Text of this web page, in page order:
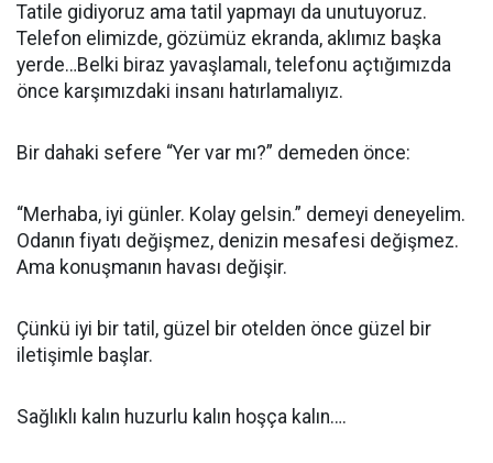
Tatile gidiyoruz ama tatil yapmayı da unutuyoruz.
Telefon elimizde, gözümüz ekranda, aklımız başka
yerde…Belki biraz yavaşlamalı, telefonu açtığımızda
önce karşımızdaki insanı hatırlamalıyız.
Bir dahaki sefere “Yer var mı?” demeden önce:
“Merhaba, iyi günler. Kolay gelsin.” demeyi deneyelim.
Odanın fiyatı değişmez, denizin mesafesi değişmez.
Ama konuşmanın havası değişir.
Çünkü iyi bir tatil, güzel bir otelden önce güzel bir
iletişimle başlar.
Sağlıklı kalın huzurlu kalın hoşça kalın….